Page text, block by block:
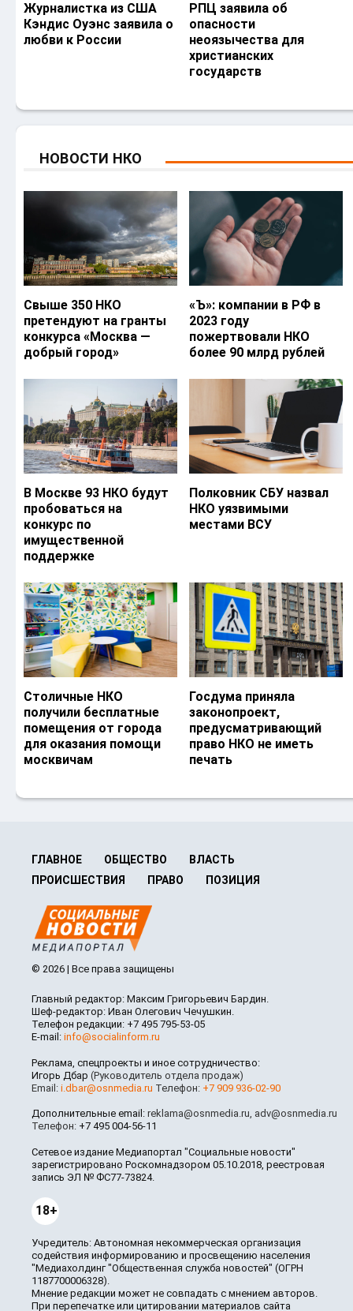
Журналистка из США
Кэндис Оуэнс заявила о
любви к России
РПЦ заявила об
опасности
неоязычества для
христианских
государств
НОВОСТИ НКО
Свыше 350 НКО
претендуют на гранты
конкурса «Москва —
добрый город»
«Ъ‎»: компании в РФ в
2023 году
пожертвовали НКО
более 90 млрд рублей
В Москве 93 НКО будут
пробоваться на
конкурс по
имущественной
поддержке
Полковник СБУ назвал
НКО уязвимыми
местами ВСУ
Столичные НКО
получили бесплатные
помещения от города
для оказания помощи
москвичам
Госдума приняла
законопроект,
предусматривающий
право НКО не иметь
печать
ГЛАВНОЕ ОБЩЕСТВО
ВЛАСТЬ
ПРОИСШЕСТВИЯ
ПРАВО ПОЗИЦИЯ
© 2026 | Все права защищены
Главный редактор: Максим Григорьевич Бардин.
Шеф-редактор: Иван Олегович Чечушкин.
Телефон редакции: +7 495 795-53-05
E-mail: info@socialinform.ru
Реклама, спецпроекты и иное сотрудничество:
Игорь Дбар (Руководитель отдела продаж)
Email: i.dbar@osnmedia.ru Телефон: +7 909 936-02-90
Дополнительные email: reklama@osnmedia.ru, adv@osnmedia.ru
Телефон: +7 495 004-56-11
Сетевое издание Медиапортал "Социальные новости"
зарегистрировано Роскомнадзором 05.10.2018, реестровая
запись ЭЛ № ФС77-73824.
18+
Учредитель: Автономная некоммерческая организация
содействия информированию и просвещению населения
"Медиахолдинг "Общественная служба новостей" (ОГРН
1187700006328).
Мнение редакции может не совпадать с мнением авторов.
При перепечатке или цитировании материалов сайта